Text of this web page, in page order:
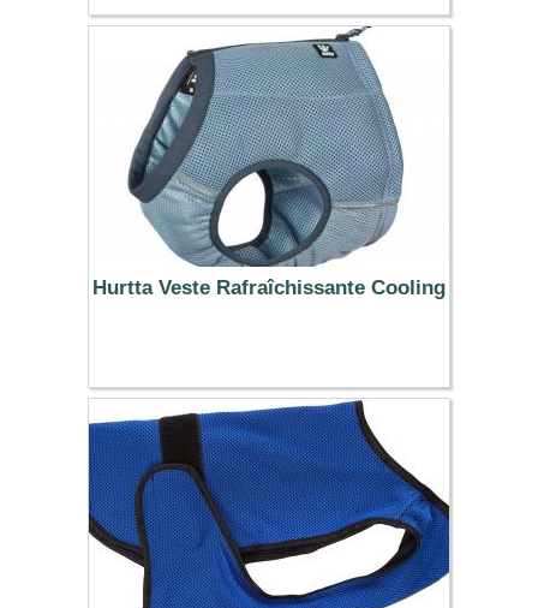
2.99 €
Hurtta Veste Rafraîchissante Cooling
37.99 €